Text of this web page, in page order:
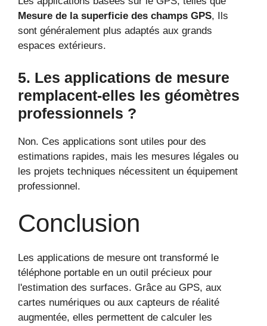
Mesure de la superficie des champs GPS, Ils
sont généralement plus adaptés aux grands
espaces extérieurs.
5. Les applications de mesure
remplacent-elles les géomètres
professionnels ?
Non. Ces applications sont utiles pour des
estimations rapides, mais les mesures légales ou
les projets techniques nécessitent un équipement
professionnel.
Conclusion
Les applications de mesure ont transformé le
téléphone portable en un outil précieux pour
l'estimation des surfaces. Grâce au GPS, aux
cartes numériques ou aux capteurs de réalité
augmentée, elles permettent de calculer les